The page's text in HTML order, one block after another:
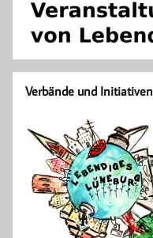
Verbände und Initiativen